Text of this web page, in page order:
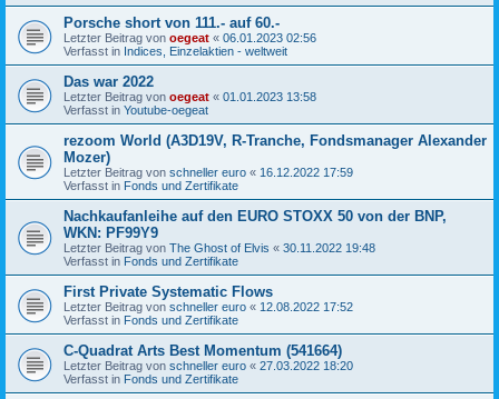
Porsche short von 111.- auf 60.-
Letzter Beitrag von oegeat « 06.01.2023 02:56
Verfasst in Indices, Einzelaktien - weltweit
Das war 2022
Letzter Beitrag von oegeat « 01.01.2023 13:58
Verfasst in Youtube-oegeat
rezoom World (A3D19V, R-Tranche, Fondsmanager Alexander
Mozer)
Letzter Beitrag von schneller euro « 16.12.2022 17:59
Verfasst in Fonds und Zertifikate
Nachkaufanleihe auf den EURO STOXX 50 von der BNP,
WKN: PF99Y9
Letzter Beitrag von The Ghost of Elvis « 30.11.2022 19:48
Verfasst in Fonds und Zertifikate
First Private Systematic Flows
Letzter Beitrag von schneller euro « 12.08.2022 17:52
Verfasst in Fonds und Zertifikate
C-Quadrat Arts Best Momentum (541664)
Letzter Beitrag von schneller euro « 27.03.2022 18:20
Verfasst in Fonds und Zertifikate